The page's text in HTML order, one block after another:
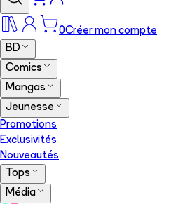
0Créer mon compte
BD
Comics
Mangas
Jeunesse
Promotions
Exclusivités
Nouveautés
Tops
Média